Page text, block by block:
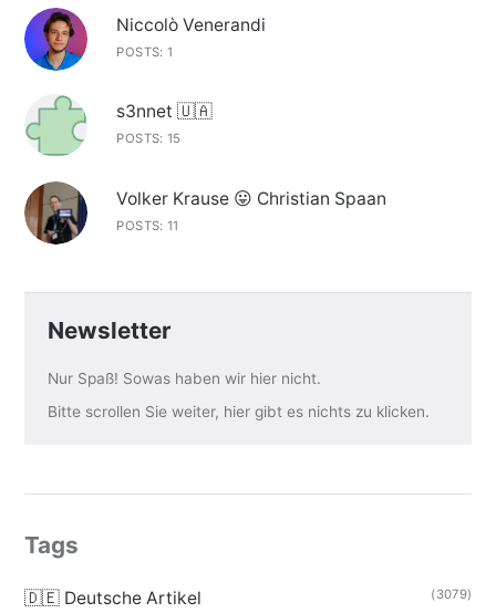
Niccolò Venerandi
POSTS: 1
s3nnet 🇺🇦
POSTS: 15
Volker Krause 😛 Christian Spaan
POSTS: 11
Newsletter
Nur Spaß! Sowas haben wir hier nicht.
Bitte scrollen Sie weiter, hier gibt es nichts zu klicken.
Tags
🇩🇪 Deutsche Artikel (3079)